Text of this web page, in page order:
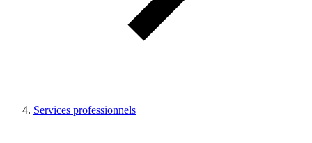
Services professionnels